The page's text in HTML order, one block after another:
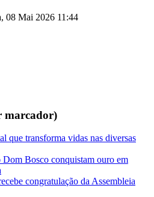
08 Mai 2026 11:44
marcador)
que transforma vidas nas diversas
Bosco conquistam ouro em
congratulação da Assembleia